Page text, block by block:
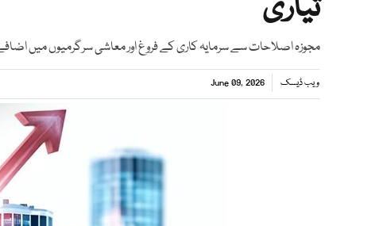
تیاری
مجوزہ اصلاحات سے سرمایہ کاری کے فروغ اور معاشی سرگرمیوں میں
ویب ڈیسک June 09, 2026